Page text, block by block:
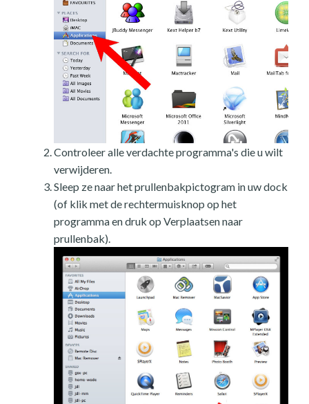
Controleer alle verdachte programma's die u wilt
verwijderen.
Sleep ze naar het prullenbakpictogram in uw dock
(of klik met de rechtermuisknop op het
programma en druk op Verplaatsen naar
prullenbak).